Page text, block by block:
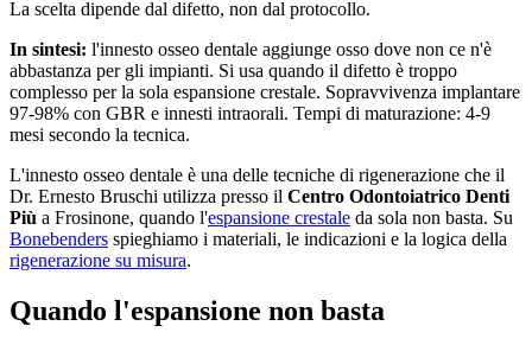
La scelta dipende dal difetto, non dal protocollo.
In sintesi: l'innesto osseo dentale aggiunge osso dove non ce n'è
abbastanza per gli impianti. Si usa quando il difetto è troppo
complesso per la sola espansione crestale. Sopravvivenza implantare
97-98% con GBR e innesti intraorali. Tempi di maturazione: 4-9
mesi secondo la tecnica.
L'innesto osseo dentale è una delle tecniche di rigenerazione che il
Dr. Ernesto Bruschi utilizza presso il Centro Odontoiatrico Denti
Più a Frosinone, quando l'espansione crestale da sola non basta. Su
Bonebenders spieghiamo i materiali, le indicazioni e la logica della
rigenerazione su misura.
Quando l'espansione non basta